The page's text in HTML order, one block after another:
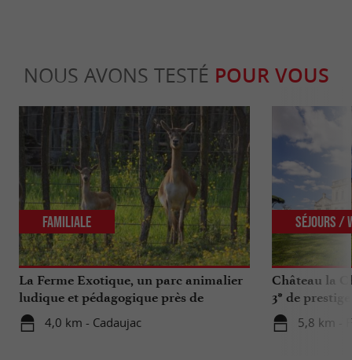
NOUS AVONS TESTÉ POUR VOUS
La Ferme Exotique, un parc animalier
ludique et pédagogique près de
Bordeaux
4,0 km - Cadaujac
Familiale
Château la
3* de
5,8 km -
Séjours /